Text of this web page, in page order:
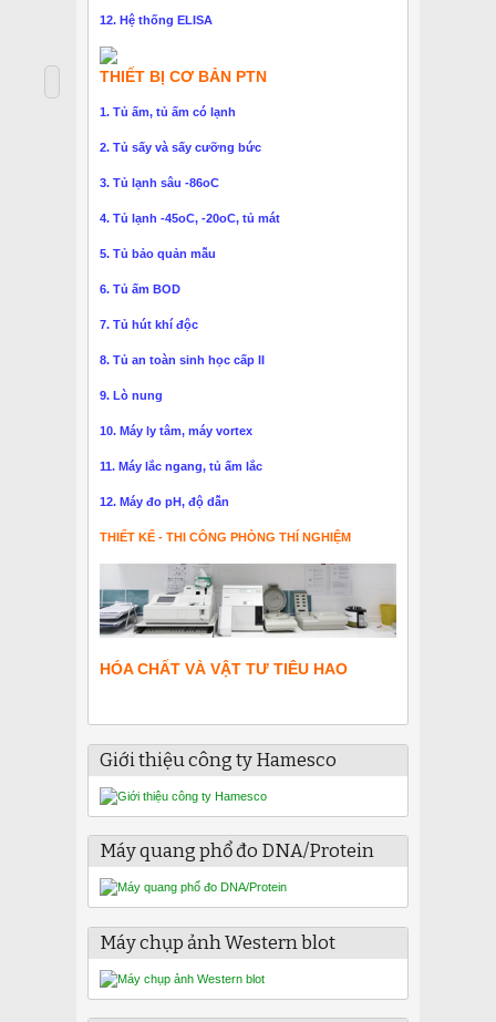
12. Hệ thống ELISA
THIẾT BỊ CƠ BẢN PTN
1. Tủ ấm, tủ ấm có lạnh
2. Tủ sấy và sấy cưỡng bức
3. Tủ lạnh sâu -86oC
4. Tủ lạnh -45oC, -20oC, tủ mát
5. Tủ bảo quản mẫu
6. Tủ ấm BOD
7. Tủ hút khí độc
8. Tủ an toàn sinh học cấp II
9. Lò nung
10. Máy ly tâm, máy vortex
11. Máy lắc ngang, tủ ấm lắc
12. Máy đo pH, độ dẫn
THIẾT KẾ - THI CÔNG PHÒNG THÍ NGHIỆM
HÓA CHẤT VÀ VẬT TƯ TIÊU HAO
Giới thiệu công ty Hamesco
Máy quang phổ đo DNA/Protein
Máy chụp ảnh Western blot